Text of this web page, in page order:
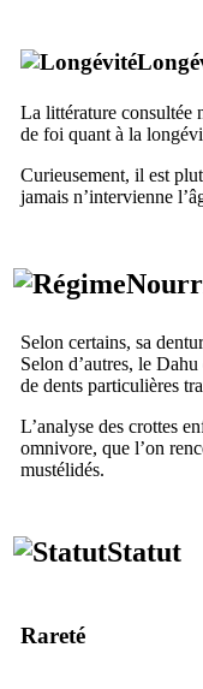
La littérature consultée
de foi quant à la
Curieusement, il est
jamais n’intervienne
Selon certains, sa
Selon d’autres, le
de dents particulières
L’analyse des crottes
omnivore, que l’on
mustélidés.
Statut
Rareté